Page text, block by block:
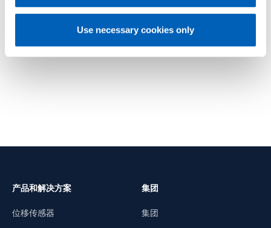
Use necessary cookies only
产品和解决方案
位移传感器
集团
集团